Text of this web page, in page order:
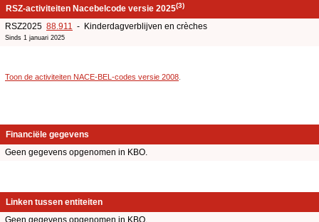
RSZ-activiteiten Nacebelcode versie 2025(3)
RSZ2025 88.911 - Kinderdagverblijven en crèches
Sinds 1 januari 2025
Toon de activiteiten NACE-BEL-codes versie 2008
Financiële gegevens
Geen gegevens opgenomen in KBO.
Linken tussen entiteiten
Geen gegevens opgenomen in KBO.